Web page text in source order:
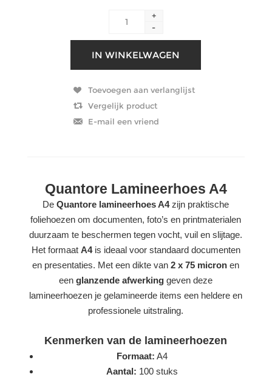
+
-
Quantore Lamineerhoes A4
DeQuantore lamineerhoes A4zijn praktische
foliehoezen om documenten, foto’s en printmaterialen
duurzaam te beschermen tegen vocht, vuil en slijtage.
Het formaat A4is ideaal voor standaard documenten
en presentaties. Met een dikte van2 x 75 micron en
eenglanzende afwerking geven deze
lamineerhoezen je gelamineerde items een heldere en
professionele uitstraling.
Kenmerken van de lamineerhoezen
Formaat: A4
Aantal: 100 stuks